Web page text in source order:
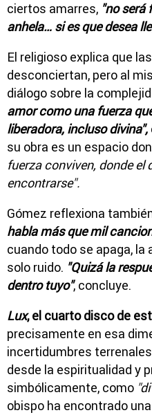
ciertos amarres, "no será
anhela… si es que desea
El religioso explica que
desconciertan, pero al
diálogo sobre la
amor como una fuerza
liberadora, incluso divina",
su obra es un espacio
fuerza conviven, donde el
encontrarse".
Gómez reflexiona
habla más que mil
cuando todo se apaga,
solo ruido. "Quizá la
dentro tuyo", concluye.
Lux, el cuarto disco de
precisamente en esa
incertidumbres
desde la espiritualidad y
simbólicamente, como
obispo ha encontrado